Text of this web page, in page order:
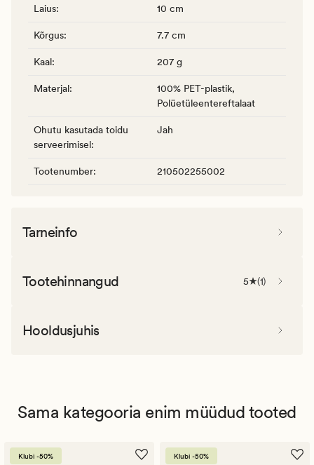
Laius: 10 cm
Kõrgus: 7.7 cm
Kaal: 207 g
Materjal:
100% PET-plastik,
Polüetüleentereftalaat
Ohutu kasutada toidu
serveerimisel:
Jah
Tootenumber: 210502255002
Tarneinfo
Tootehinnangud 5 (1)
Hooldusjuhis
Sama kategooria enim müüdud tooted
Klubi -50% Klubi -50%